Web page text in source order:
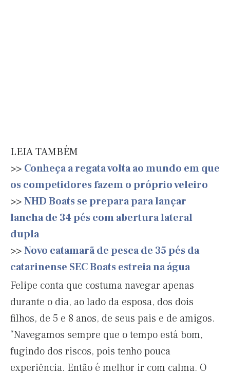
LEIA TAMBÉM
>> Conheça a regata volta ao mundo em que
os competidores fazem o próprio veleiro
>>NHD Boats se prepara para lançar
lancha de 34 pés com abertura lateral
dupla
>>Novo catamarã de pesca de 35 pés da
catarinense SEC Boats estreia na água
Felipe conta que costuma navegar apenas
durante o dia, ao lado da esposa, dos dois
filhos, de 5 e 8 anos, de seus pais e de amigos.
“Navegamos sempre que o tempo está bom,
fugindo dos riscos, pois tenho pouca
experiência. Então é melhor ir com calma. O